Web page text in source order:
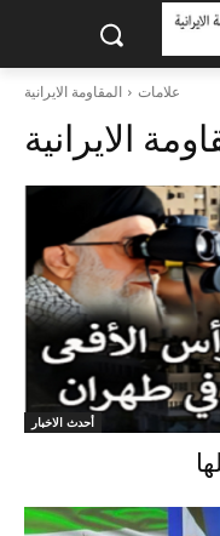
علامات المقاومة الايرانية
الايرانية
أحدث الاخبار